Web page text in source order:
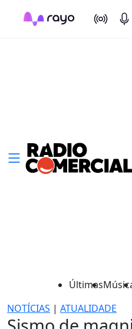
On Air
Últimas
NOTÍCIAS | ATUALIDADE